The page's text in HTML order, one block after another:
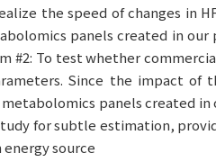
the speed of changes
panels created in
#2: To test whether
Since the impact
panels created
for subtle estimation,
source